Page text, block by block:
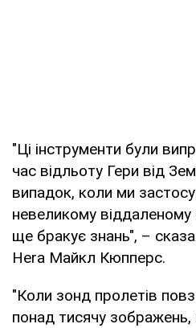
"Ці інструменти були
час відльоту Гери від
випадок, коли ми
невеликому віддаленому
ще бракує знань", –
Hera Майкл Кюпперс.
"Коли зонд пролетів
понад тисячу зображень,